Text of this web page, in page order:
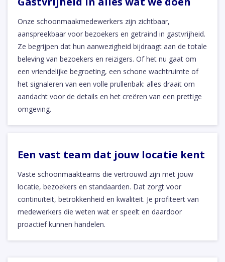
Onze schoonmaakmedewerkers zijn zichtbaar,
aanspreekbaar voor bezoekers en getraind in gastvrijheid.
Ze begrijpen dat hun aanwezigheid bijdraagt aan de totale
beleving van bezoekers en reizigers. Of het nu gaat om
een vriendelijke begroeting, een schone wachtruimte of
het signaleren van een volle prullenbak: alles draait om
aandacht voor de details en het creëren van een prettige
omgeving.
Een vast team dat jouw locatie kent
Vaste schoonmaakteams die vertrouwd zijn met jouw
locatie, bezoekers en standaarden. Dat zorgt voor
continuïteit, betrokkenheid en kwaliteit. Je profiteert van
medewerkers die weten wat er speelt en daardoor
proactief kunnen handelen.